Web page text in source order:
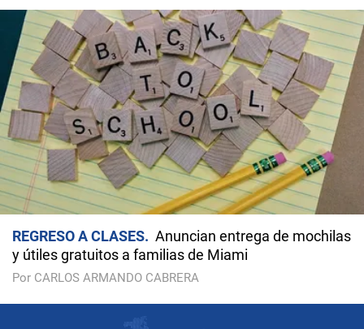
REGRESO A CLASES
Anuncian entrega de mochilas
y útiles gratuitos a familias de Miami
Por CARLOS ARMANDO CABRERA